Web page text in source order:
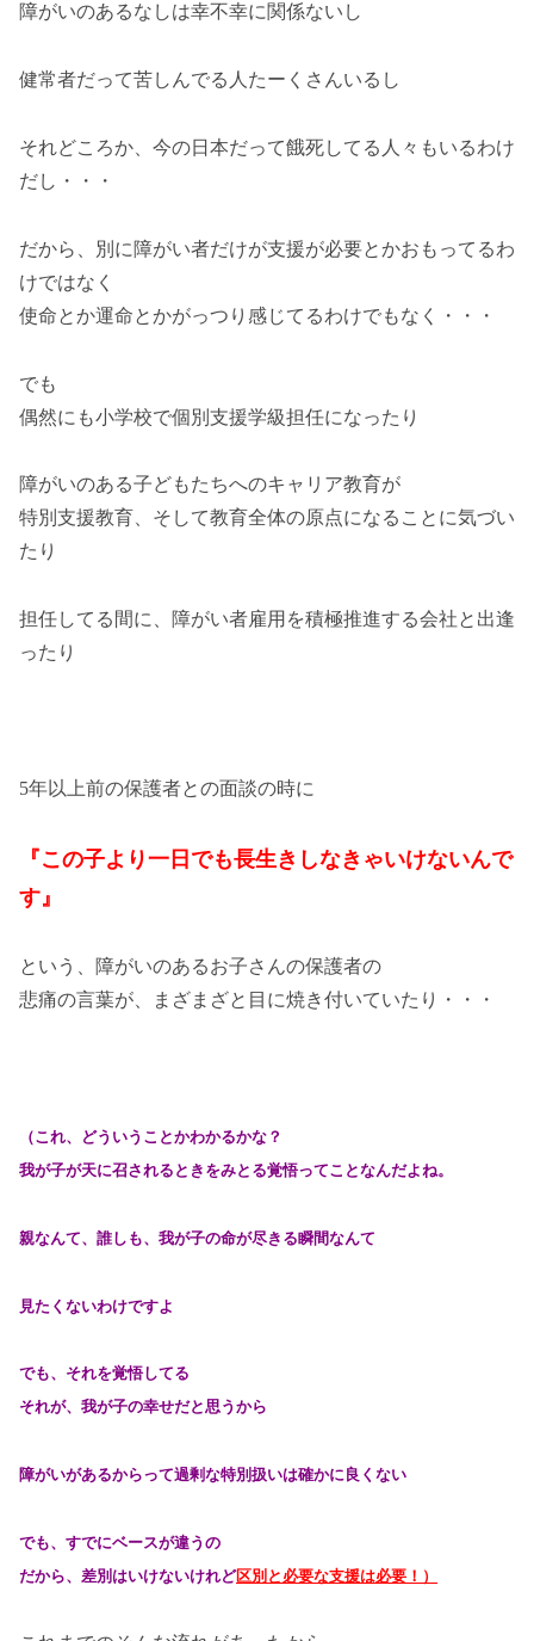
障がいのあるなしは幸不幸に関係ないし
健常者だって苦しんでる人たーくさんいるし
それどころか、今の日本だって餓死してる人々もいるわけ
だし・・・
だから、別に障がい者だけが支援が必要とかおもってるわ
けではなく
使命とか運命とかがっつり感じてるわけでもなく・・・
でも
偶然にも小学校で個別支援学級担任になったり
障がいのある子どもたちへのキャリア教育が
特別支援教育、そして教育全体の原点になることに気づい
たり
担任してる間に、障がい者雇用を積極推進する会社と出逢
ったり
5年以上前の保護者との面談の時に
『この子より一日でも長生きしなきゃいけないんで
す』
という、障がいのあるお子さんの保護者の
悲痛の言葉が、まざまざと目に焼き付いていたり・・・
（これ、どういうことかわかるかな？
我が子が天に召されるときをみとる覚悟ってことなんだよね。
親なんて、誰しも、我が子の命が尽きる瞬間なんて
見たくないわけですよ
でも、それを覚悟してる
それが、我が子の幸せだと思うから
障がいがあるからって過剰な特別扱いは確かに良くない
でも、すでにベースが違うの
だから、差別はいけないけれど区別と必要な支援は必要！）